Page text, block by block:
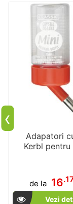
Adapatori
Kerbl pentru
de la 16
Vezi
‹